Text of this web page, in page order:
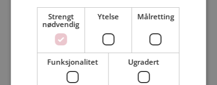
Jeg er en: Mann Kvinne
Min alder:
Strengt
nødvendig
Ytelse Målretting
Funksjonalitet Ugradert